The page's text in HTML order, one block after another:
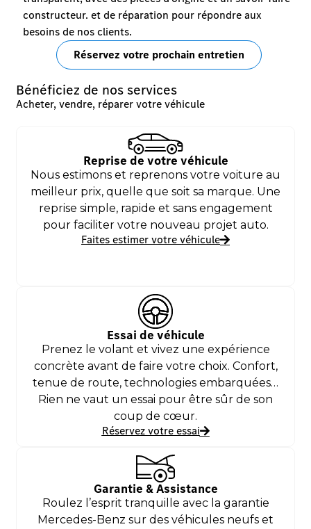
constructeur. et de réparation pour répondre aux
besoins de nos clients.
Réservez votre prochain entretien
Bénéficiez de nos services
Acheter, vendre, réparer votre véhicule
Reprise de votre véhicule
Nous estimons et reprenons votre voiture au
meilleur prix, quelle que soit sa marque. Une
reprise simple, rapide et sans engagement
pour faciliter votre nouveau projet auto.
Faites estimer votre véhicule
Essai de véhicule
Prenez le volant et vivez une expérience
concrète avant de faire votre choix. Confort,
tenue de route, technologies embarquées…
Rien ne vaut un essai pour être sûr de son
coup de cœur.
Réservez votre essai
Garantie & Assistance
Roulez l’esprit tranquille avec la garantie
Mercedes-Benz sur des véhicules neufs et